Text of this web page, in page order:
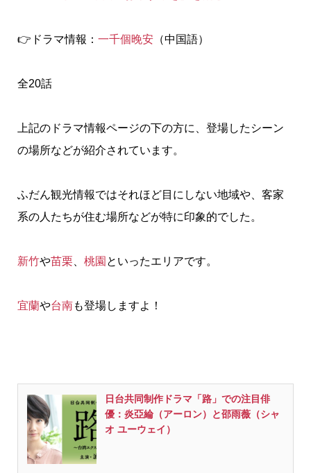
👉ドラマ情報： 一千個晚安（中国語）
全20話
上記のドラマ情報ページの下の方に、登場したシーン
の場所などが紹介されています。
ふだん観光情報ではそれほど目にしない地域や、客家
系の人たちが住む場所などが特に印象的でした。
新竹や苗栗 桃園 といったエリアです。
宜蘭や台南も登場しますよ！
日台共同制作ドラマ「路」での注目俳
優：炎亞綸（アーロン）と邵雨薇（シャ
オ ユーウェイ）